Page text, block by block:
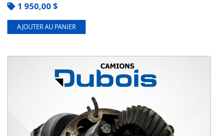
1 950,00 $
AJOUTER AU PANIER